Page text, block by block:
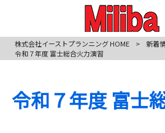
株式会社イーストプランニング HOME
> 新着
令和７年度 富士総合火力演習
令和７年度 富士